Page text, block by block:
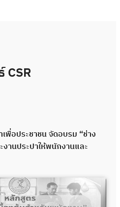
CSR
พื่อประชาชน จัดอบรม “ช่าง
านประปาให้พนักงานและ